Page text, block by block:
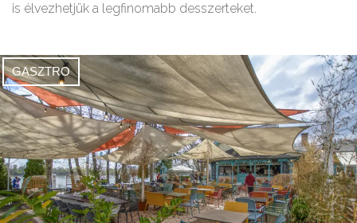
is élvezhetjük a legfinomabb desszerteket.
GASZTRO